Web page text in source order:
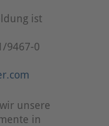
ist
9467-0
unsere
in